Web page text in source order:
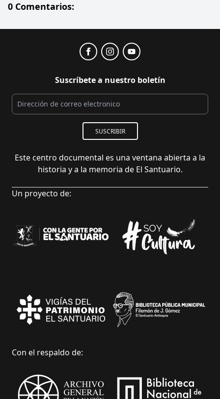
0 Comentarios:
Suscríbete a nuestro boletín
SUSCRIBIR
Este centro documental es una ventana abierta a la
historia y a la memoria de El Santuario.
Un proyecto de:
Con el respaldo de: